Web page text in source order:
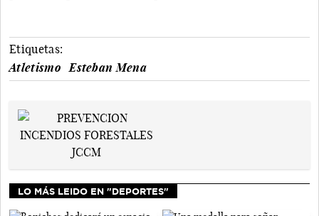
Etiquetas:
Atletismo
Esteban Mena
LO MÁS LEIDO EN "DEPORTES"